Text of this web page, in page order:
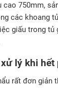
750mm,
các khoang
giấu trong tủ
lý khi hết
rất đơn giản